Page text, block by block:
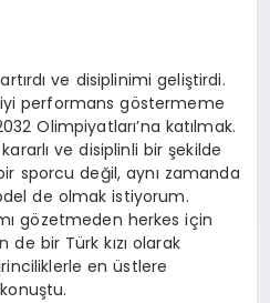
ve disiplinimi geliştirdi.
performans göstermeme
Olimpiyatları’na katılmak.
ve disiplinli bir şekilde
sporcu değil, aynı zamanda
de olmak istiyorum.
gözetmeden herkes için
de bir Türk kızı olarak
en üstlere